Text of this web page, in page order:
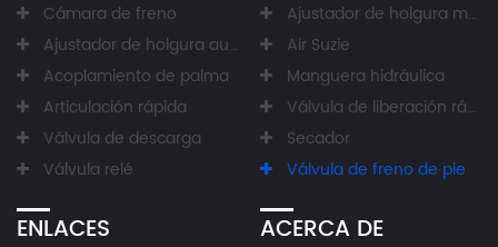
Cámara de freno
Ajustador de holgura manual
Ajustador de holgura automático
Air Suzie
Acoplamiento de palma
Manguera hidráulica
Articulación rápida
Válvula de liberación rápida
Válvula de descarga
Secador
Válvula relé
Válvula de freno de pie
ENLACES ACERCA DE